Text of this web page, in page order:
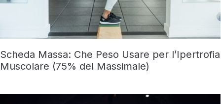
Scheda Massa: Che Peso Usare per l’Ipertrofia
Muscolare (75% del Massimale)